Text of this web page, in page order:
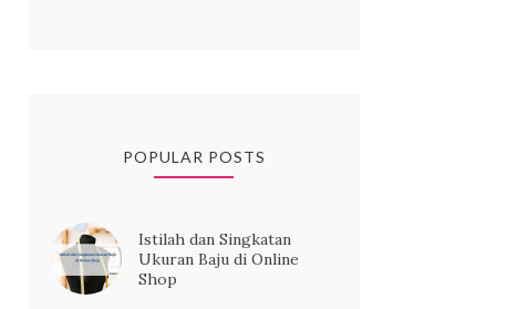
POPULAR POSTS
Istilah dan Singkatan
Ukuran Baju di Online
Shop